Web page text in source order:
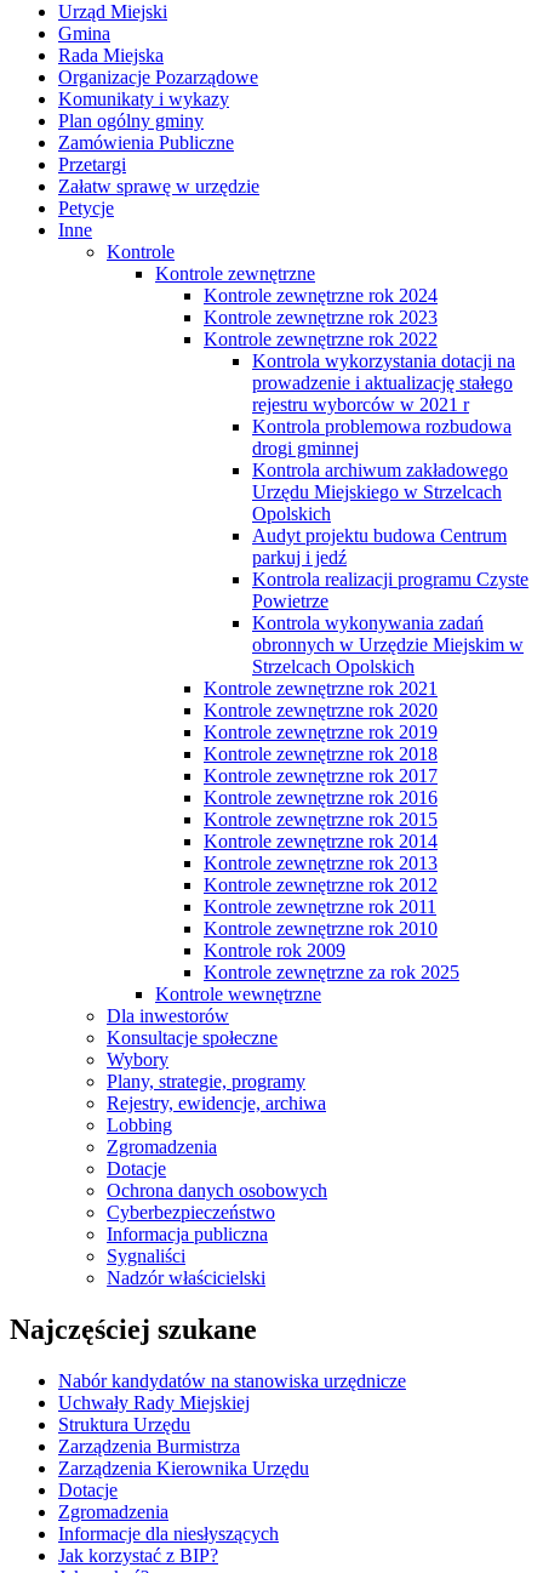
Urząd Miejski
Gmina
Rada Miejska
Organizacje Pozarządowe
Komunikaty i wykazy
Plan ogólny gminy
Zamówienia Publiczne
Przetargi
Załatw sprawę w urzędzie
Petycje
Inne
Kontrole
Kontrole zewnętrzne
Kontrole zewnętrzne rok 2024
Kontrole zewnętrzne rok 2023
Kontrole zewnętrzne rok 2022
Kontrola wykorzystania dotacji na
prowadzenie i aktualizację stałego
rejestru wyborców w 2021 r
Kontrola problemowa rozbudowa
drogi gminnej
Kontrola archiwum zakładowego
Urzędu Miejskiego w Strzelcach
Opolskich
Audyt projektu budowa Centrum
parkuj i jedź
Kontrola realizacji programu Czyste
Powietrze
Kontrola wykonywania zadań
obronnych w Urzędzie Miejskim w
Strzelcach Opolskich
Kontrole zewnętrzne rok 2021
Kontrole zewnętrzne rok 2020
Kontrole zewnętrzne rok 2019
Kontrole zewnętrzne rok 2018
Kontrole zewnętrzne rok 2017
Kontrole zewnętrzne rok 2016
Kontrole zewnętrzne rok 2015
Kontrole zewnętrzne rok 2014
Kontrole zewnętrzne rok 2013
Kontrole zewnętrzne rok 2012
Kontrole zewnętrzne rok 2011
Kontrole zewnętrzne rok 2010
Kontrole rok 2009
Kontrole zewnętrzne za rok 2025
Kontrole wewnętrzne
Dla inwestorów
Konsultacje społeczne
Wybory
Plany, strategie, programy
Rejestry, ewidencje, archiwa
Lobbing
Zgromadzenia
Dotacje
Ochrona danych osobowych
Cyberbezpieczeństwo
Informacja publiczna
Sygnaliści
Nadzór właścicielski
Najczęściej szukane
Nabór kandydatów na stanowiska urzędnicze
Uchwały Rady Miejskiej
Struktura Urzędu
Zarządzenia Burmistrza
Zarządzenia Kierownika Urzędu
Dotacje
Zgromadzenia
Informacje dla niesłyszących
Jak korzystać z BIP?